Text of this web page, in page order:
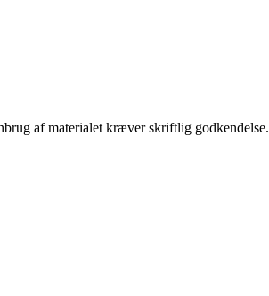
af materialet kræver skriftlig godkendelse.